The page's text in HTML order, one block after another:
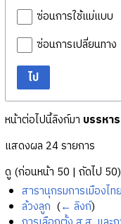
ซ่อนการใช้แม่แบบ
ซ่อนการเปลี่ยนทาง
ไป
หน้าต่อไปนี้ลิงก์มา บรรหา
แสดงผล 24 รายการ
ดู (ก่อนหน้า 50 | ถัดไป 50
สารานุกรมการเมืองไทย
ล้วงลูก (← ลิงก์)